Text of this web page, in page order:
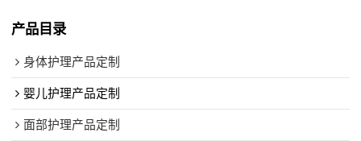
产品目录
身体护理产品定制
婴儿护理产品定制
面部护理产品定制